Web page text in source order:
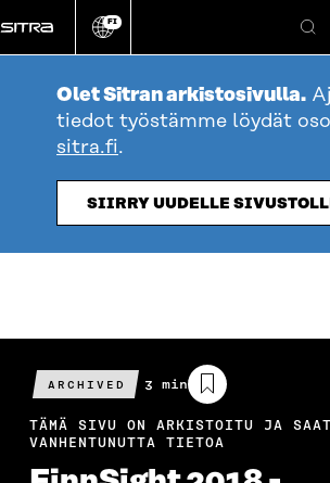
suoraan
sisältöön
Vaihda
kieli
FI
Hae
Olet Sitran arkistosivulla.
tiedot työstämme löydät
sitra.fi.
SIIRRY UUDELLE
ARCHIVED
Arvioitu
lukuaika
3 min
TÄMÄ SIVU ON ARKISTOITU JA
VANHENTUNUTTA TIETOA